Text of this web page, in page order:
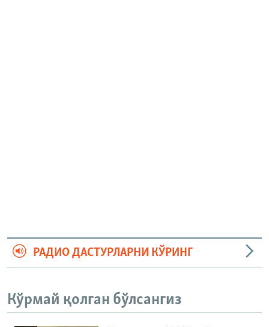
РАДИО ДАСТУРЛАРНИ КЎРИНГ
Кўрмай қолган бўлсангиз